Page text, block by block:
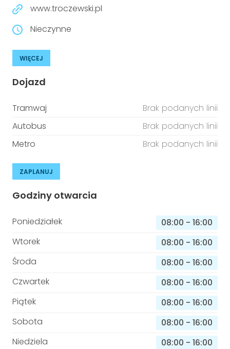
www.troczewski.pl
Nieczynne
WIĘCEJ
Dojazd
Tramwaj
Brak podanych linii
Autobus
Brak podanych linii
Metro
Brak podanych linii
ZAPLANUJ
Godziny otwarcia
Poniedziałek 08:00 - 16:00
Wtorek
08:00 - 16:00
Środa
08:00 - 16:00
Czwartek
08:00 - 16:00
Piątek
08:00 - 16:00
Sobota
08:00 - 16:00
Niedziela
08:00 - 16:00